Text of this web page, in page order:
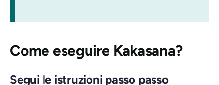
Come eseguire Kakasana?
Segui le istruzioni passo passo